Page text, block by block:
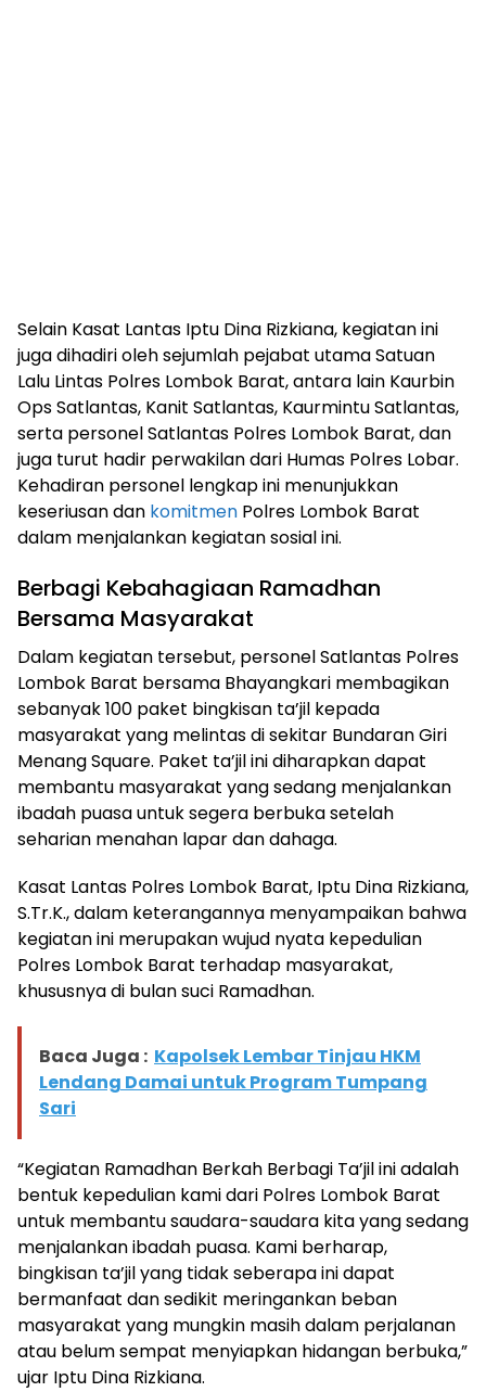
Selain Kasat Lantas Iptu Dina Rizkiana, kegiatan ini
juga dihadiri oleh sejumlah pejabat utama Satuan
Lalu Lintas Polres Lombok Barat, antara lain Kaurbin
Ops Satlantas, Kanit Satlantas, Kaurmintu Satlantas,
serta personel Satlantas Polres Lombok Barat, dan
juga turut hadir perwakilan dari Humas Polres Lobar.
Kehadiran personel lengkap ini menunjukkan
keseriusan dan komitmen Polres Lombok Barat
dalam menjalankan kegiatan sosial ini.
Berbagi Kebahagiaan Ramadhan
Bersama Masyarakat
Dalam kegiatan tersebut, personel Satlantas Polres
Lombok Barat bersama Bhayangkari membagikan
sebanyak 100 paket bingkisan ta’jil kepada
masyarakat yang melintas di sekitar Bundaran Giri
Menang Square. Paket ta’jil ini diharapkan dapat
membantu masyarakat yang sedang menjalankan
ibadah puasa untuk segera berbuka setelah
seharian menahan lapar dan dahaga.
Kasat Lantas Polres Lombok Barat, Iptu Dina Rizkiana,
S.Tr.K., dalam keterangannya menyampaikan bahwa
kegiatan ini merupakan wujud nyata kepedulian
Polres Lombok Barat terhadap masyarakat,
khususnya di bulan suci Ramadhan.
Baca Juga : Kapolsek Lembar Tinjau HKM
Lendang Damai untuk Program Tumpang
Sari
“Kegiatan Ramadhan Berkah Berbagi Ta’jil ini adalah
bentuk kepedulian kami dari Polres Lombok Barat
untuk membantu saudara-saudara kita yang sedang
menjalankan ibadah puasa. Kami berharap,
bingkisan ta’jil yang tidak seberapa ini dapat
bermanfaat dan sedikit meringankan beban
masyarakat yang mungkin masih dalam perjalanan
atau belum sempat menyiapkan hidangan berbuka,”
ujar Iptu Dina Rizkiana.